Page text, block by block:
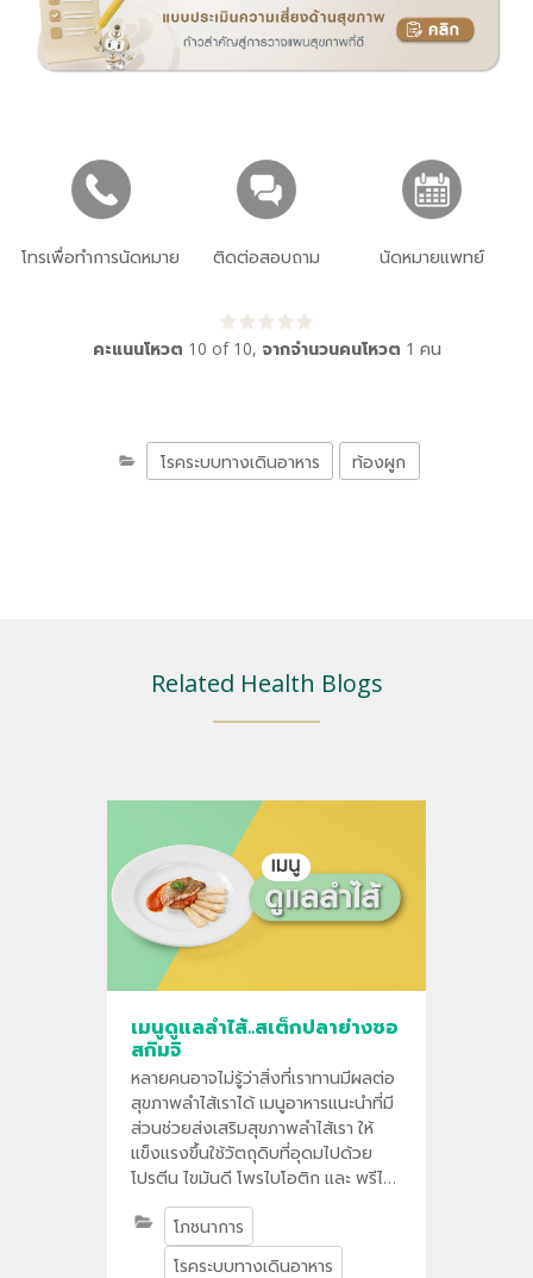
โทรเพื่อทำการนัดหมาย ติดต่อสอบถาม นัดหมายแพทย์
คะแนนโหวต 10 of 10, จากจำนวนคนโหวต 1 คน
โรคระบบทางเดินอาหาร ท้องผูก
Related Health Blogs
เมนูดูแลลำไส้..สเต็กปลาย่างซอ
สกิมจิ
หลายคนอาจไม่รู้ว่าสิ่งที่เราทานมีผลต่อ
สุขภาพลำไส้เราได้ เมนูอาหารแนะนำที่มี
ส่วนช่วยส่งเสริมสุขภาพลำไส้เรา ให้
แข็งแรงขึ้นใช้วัตถุดิบที่อุดมไปด้วย
โปรตีน ไขมันดี โพรไบโอติก และ พรีไบ
โอติกมีส่วนช่วยปรับสมดุลลำไส้ ลด
การอักเสบ และช่วยทำให้ลำไส้เราแข็ง
แรงขึ้น
โภชนาการ
โรคระบบทางเดินอาหาร